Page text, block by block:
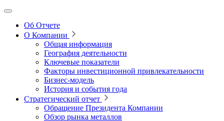
Об Отчете
О Компании
Общая информация
География деятельности
Ключевые показатели
Факторы инвестиционной привлекательности
Бизнес-модель
История и события года
Стратегический отчет
Обращение Президента Компании
Обзор рынка металлов